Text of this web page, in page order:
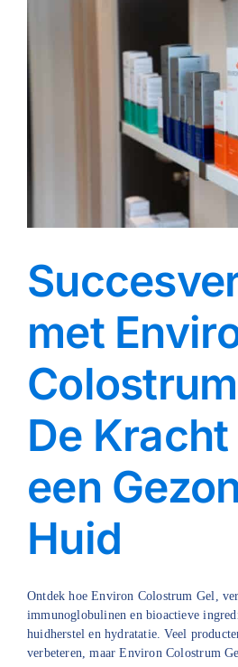
met
De
een
Huid
Ontdek hoe Environ Colostrum Gel,
immunoglobulinen en bioactieve
huidherstel en hydratatie. Veel
verbeteren, maar Environ Colostrum